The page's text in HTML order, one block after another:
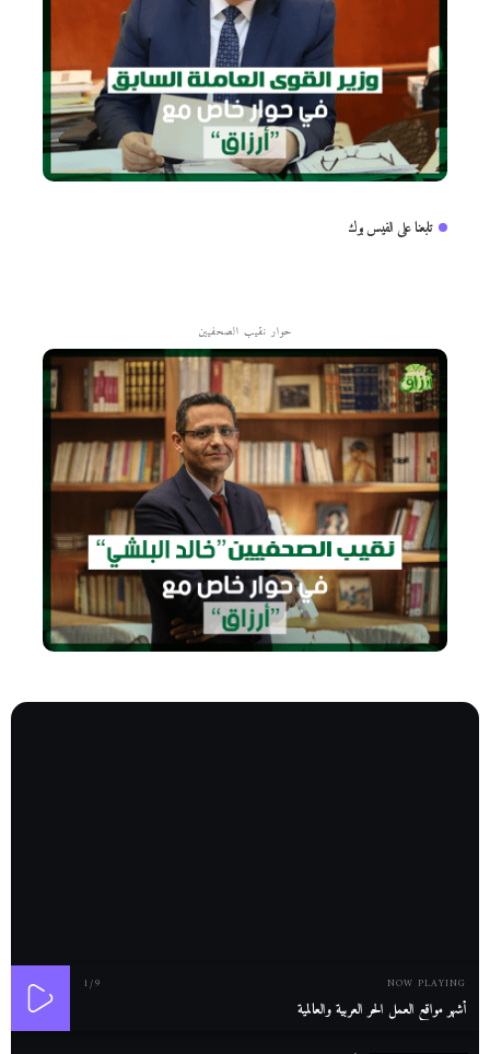
تابعنا على الفيس بوك
حوار نقيب الصحفيين
NOW PLAYING
1/9
أشهر مواقع العمل الحر العربية والعالمية